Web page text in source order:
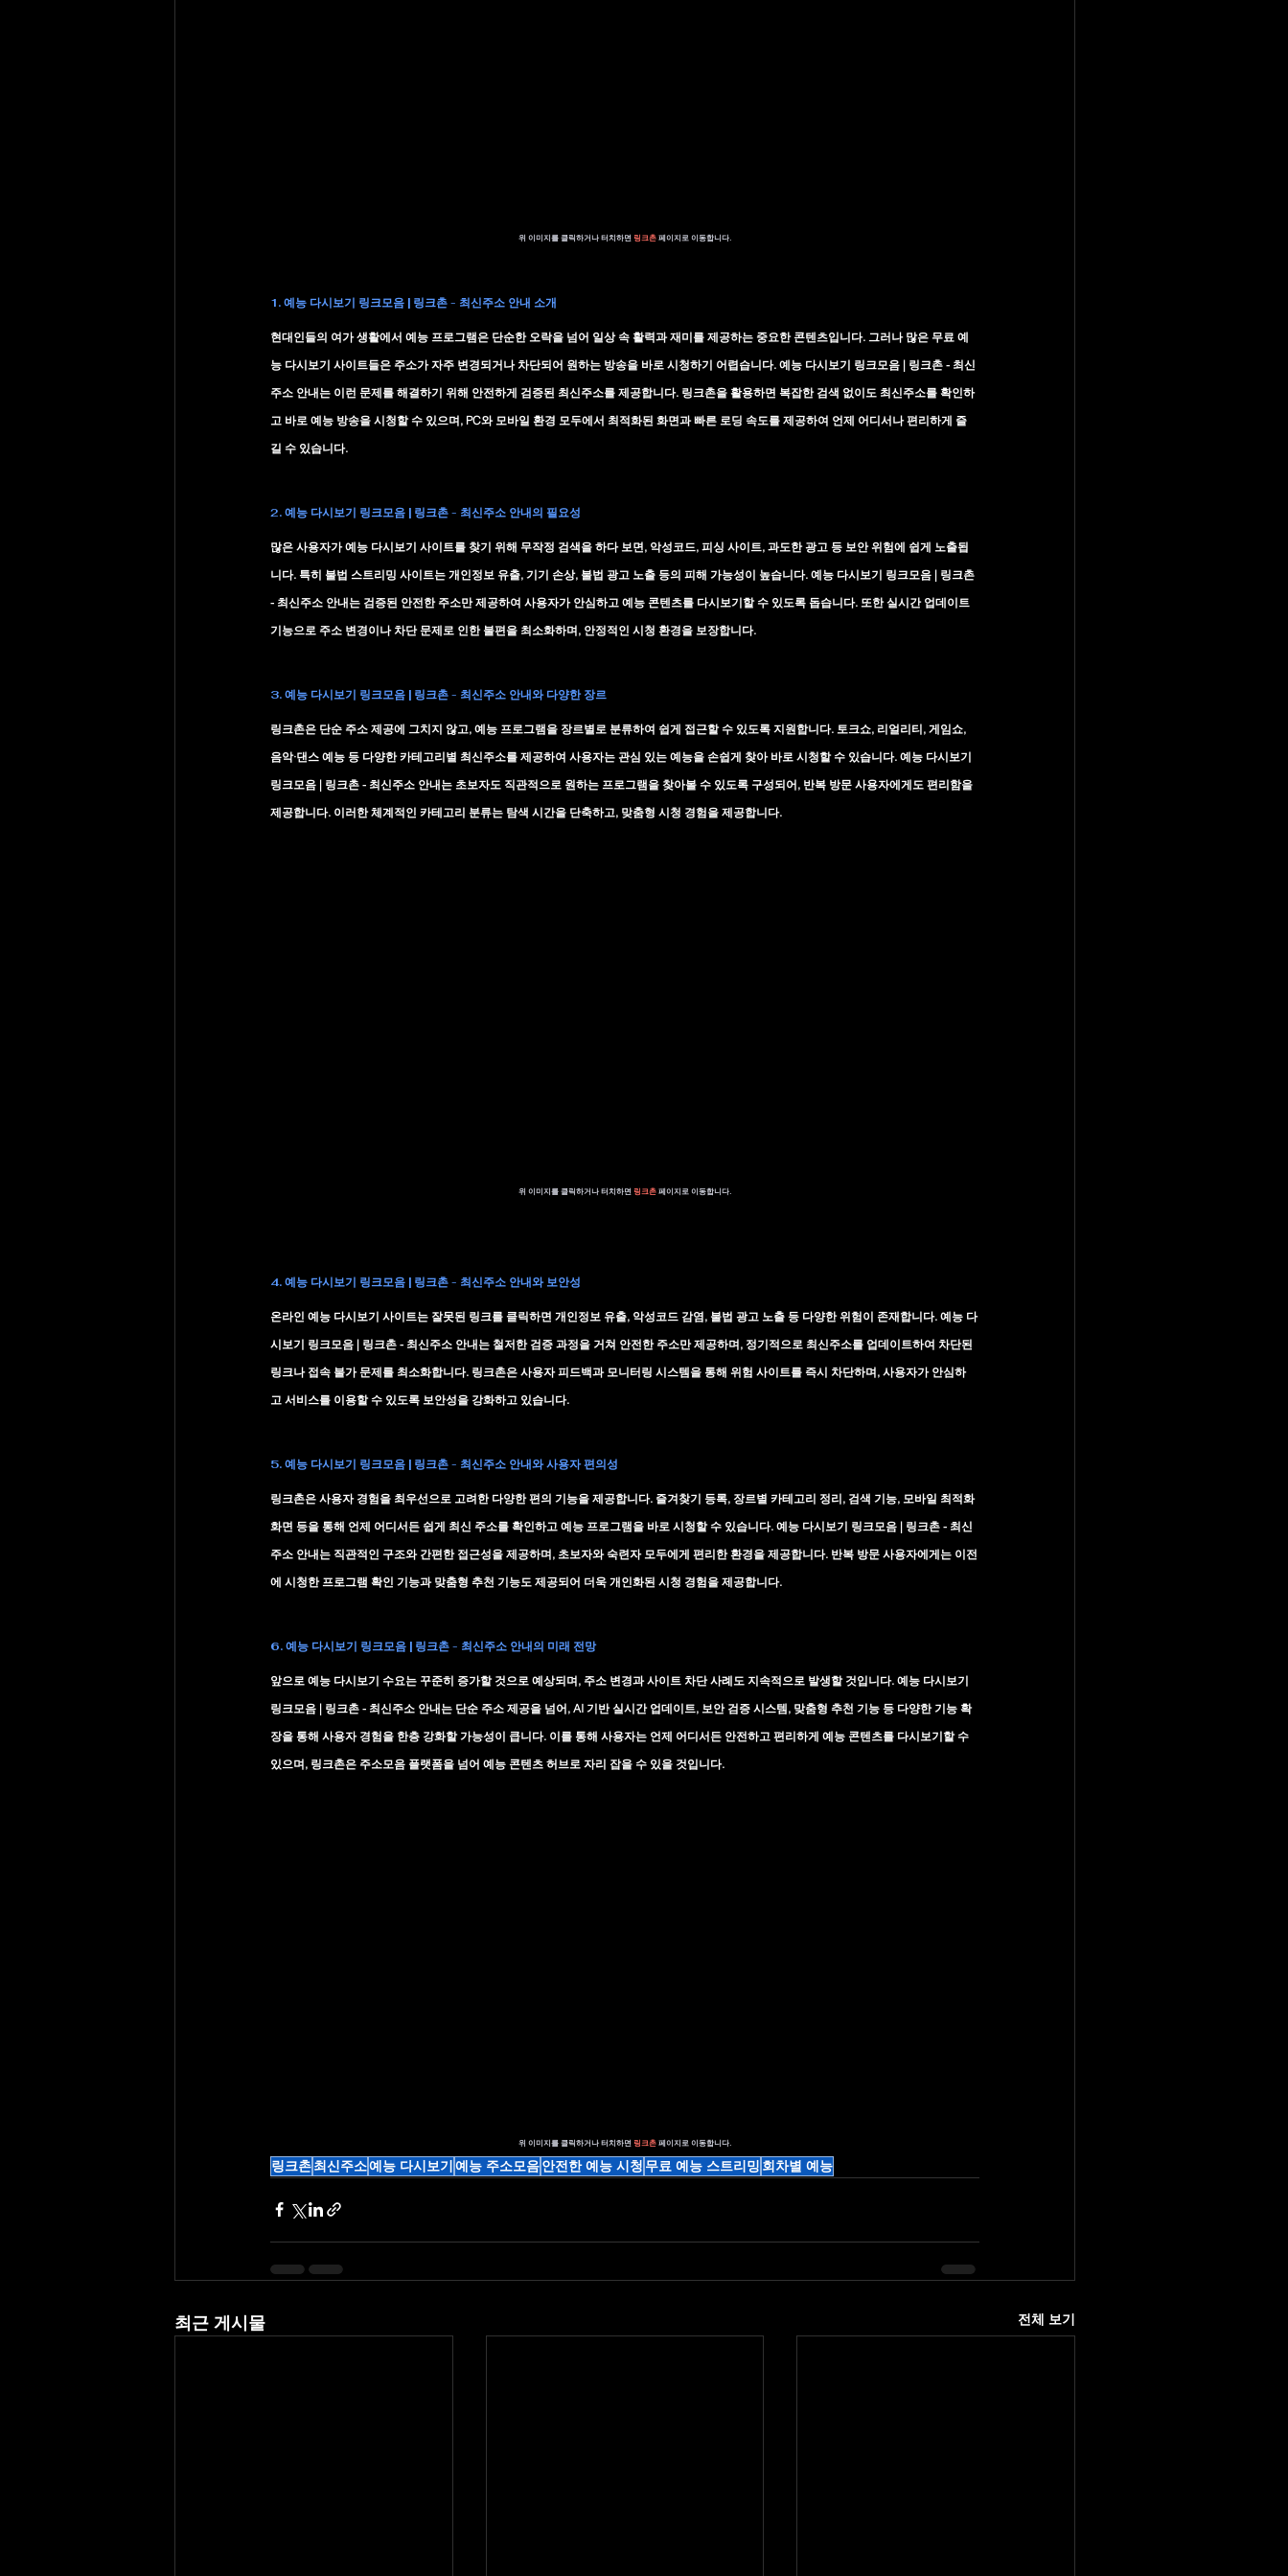
위 이미지를 클릭하거나 터치하면 링크촌 페이지로 이동합니다.
1. 예능 다시보기 링크모음 | 링크촌 - 최신주소 안내 소개
현대인들의 여가 생활에서 예능 프로그램은 단순한 오락을 넘어 일상 속 활력과 재미를 제공하는 중요한 콘텐츠입니다. 그러나 많은 무료 예
능 다시보기 사이트들은 주소가 자주 변경되거나 차단되어 원하는 방송을 바로 시청하기 어렵습니다. 예능 다시보기 링크모음 | 링크촌 - 최신
주소 안내는 이런 문제를 해결하기 위해 안전하게 검증된 최신주소를 제공합니다. 링크촌을 활용하면 복잡한 검색 없이도 최신주소를 확인하
고 바로 예능 방송을 시청할 수 있으며, PC와 모바일 환경 모두에서 최적화된 화면과 빠른 로딩 속도를 제공하여 언제 어디서나 편리하게 즐
길 수 있습니다.
2. 예능 다시보기 링크모음 | 링크촌 - 최신주소 안내의 필요성
많은 사용자가 예능 다시보기 사이트를 찾기 위해 무작정 검색을 하다 보면, 악성코드, 피싱 사이트, 과도한 광고 등 보안 위험에 쉽게 노출됩
니다. 특히 불법 스트리밍 사이트는 개인정보 유출, 기기 손상, 불법 광고 노출 등의 피해 가능성이 높습니다. 예능 다시보기 링크모음 | 링크촌
- 최신주소 안내는 검증된 안전한 주소만 제공하여 사용자가 안심하고 예능 콘텐츠를 다시보기할 수 있도록 돕습니다. 또한 실시간 업데이트
기능으로 주소 변경이나 차단 문제로 인한 불편을 최소화하며, 안정적인 시청 환경을 보장합니다.
3. 예능 다시보기 링크모음 | 링크촌 - 최신주소 안내와 다양한 장르
링크촌은 단순 주소 제공에 그치지 않고, 예능 프로그램을 장르별로 분류하여 쉽게 접근할 수 있도록 지원합니다. 토크쇼, 리얼리티, 게임쇼,
음악·댄스 예능 등 다양한 카테고리별 최신주소를 제공하여 사용자는 관심 있는 예능을 손쉽게 찾아 바로 시청할 수 있습니다. 예능 다시보기
링크모음 | 링크촌 - 최신주소 안내는 초보자도 직관적으로 원하는 프로그램을 찾아볼 수 있도록 구성되어, 반복 방문 사용자에게도 편리함을
제공합니다. 이러한 체계적인 카테고리 분류는 탐색 시간을 단축하고, 맞춤형 시청 경험을 제공합니다.
위 이미지를 클릭하거나 터치하면 링크촌 페이지로 이동합니다.
4. 예능 다시보기 링크모음 | 링크촌 - 최신주소 안내와 보안성
온라인 예능 다시보기 사이트는 잘못된 링크를 클릭하면 개인정보 유출, 악성코드 감염, 불법 광고 노출 등 다양한 위험이 존재합니다. 예능 다
시보기 링크모음 | 링크촌 - 최신주소 안내는 철저한 검증 과정을 거쳐 안전한 주소만 제공하며, 정기적으로 최신주소를 업데이트하여 차단된
링크나 접속 불가 문제를 최소화합니다. 링크촌은 사용자 피드백과 모니터링 시스템을 통해 위험 사이트를 즉시 차단하며, 사용자가 안심하
고 서비스를 이용할 수 있도록 보안성을 강화하고 있습니다.
5. 예능 다시보기 링크모음 | 링크촌 - 최신주소 안내와 사용자 편의성
링크촌은 사용자 경험을 최우선으로 고려한 다양한 편의 기능을 제공합니다. 즐겨찾기 등록, 장르별 카테고리 정리, 검색 기능, 모바일 최적화
화면 등을 통해 언제 어디서든 쉽게 최신 주소를 확인하고 예능 프로그램을 바로 시청할 수 있습니다. 예능 다시보기 링크모음 | 링크촌 - 최신
주소 안내는 직관적인 구조와 간편한 접근성을 제공하며, 초보자와 숙련자 모두에게 편리한 환경을 제공합니다. 반복 방문 사용자에게는 이전
에 시청한 프로그램 확인 기능과 맞춤형 추천 기능도 제공되어 더욱 개인화된 시청 경험을 제공합니다.
6. 예능 다시보기 링크모음 | 링크촌 - 최신주소 안내의 미래 전망
앞으로 예능 다시보기 수요는 꾸준히 증가할 것으로 예상되며, 주소 변경과 사이트 차단 사례도 지속적으로 발생할 것입니다. 예능 다시보기
링크모음 | 링크촌 - 최신주소 안내는 단순 주소 제공을 넘어, AI 기반 실시간 업데이트, 보안 검증 시스템, 맞춤형 추천 기능 등 다양한 기능 확
장을 통해 사용자 경험을 한층 강화할 가능성이 큽니다. 이를 통해 사용자는 언제 어디서든 안전하고 편리하게 예능 콘텐츠를 다시보기할 수
있으며, 링크촌은 주소모음 플랫폼을 넘어 예능 콘텐츠 허브로 자리 잡을 수 있을 것입니다.
위 이미지를 클릭하거나 터치하면 링크촌 페이지로 이동합니다.
링크촌최신주소예능 다시보기 예능 주소모음안전한 예능 시청 무료 예능 스트리밍 회차별 예능
최근 게시물 전체 보기